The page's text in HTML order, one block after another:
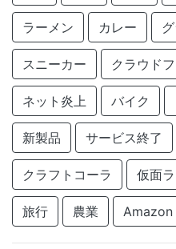
ラーメン カレー
スニーカー クラウド
ネット炎上 バイク
新製品 サービス終了
クラフトコーラ 仮面
旅行 農業 Amazon